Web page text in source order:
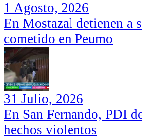
1 Agosto, 2026
En Mostazal detienen a
cometido en Peumo
31 Julio, 2026
En San Fernando, PDI
hechos violentos